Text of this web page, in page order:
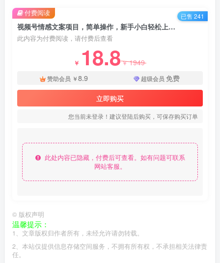
视频号情感文案项目，简单操作，新手小白轻松上手日入 200+ - 资源之家
此内容为付费阅读，请付费后查看
￥ 18.8￥1949
赞助会员 ￥8.9 超级会员 免费
立即购买
您当前未登录！建议登陆后购买，可保存购买订单
此处内容已隐藏，付费后可查看。如有问题可联系
网站客服。
付费阅读 已售 241
© 版权声明
温馨提示：
1、文章版权归作者所有，未经允许请勿转载。
2、本站仅提供信息存储空间服务，不拥有所有权，不承担相关法律责
任。